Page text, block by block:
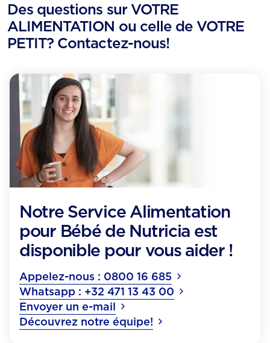
Des questions sur VOTRE
ALIMENTATION ou celle de VOTRE
PETIT? Contactez-nous!
Notre Service Alimentation
pour Bébé de Nutricia est
disponible pour vous aider !
Appelez-nous : 0800 16 685
Whatsapp : +32 471 13 43 00
Envoyer un e-mail
Découvrez notre équipe!